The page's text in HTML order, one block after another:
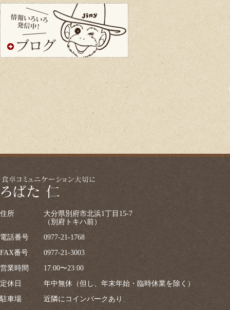
住所
大分県別府市北浜1丁目15-7
（別府トキハ前）
電話番号
0977-21-1768
FAX番号
0977-21-3003
営業時間
17:00〜23:00
定休日
年中無休（但し、年末年始・臨時休業を除く）
駐車場
近隣にコインパークあり